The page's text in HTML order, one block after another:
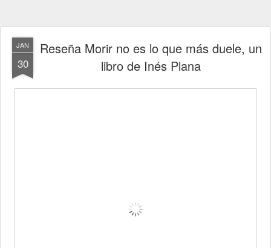
JAN
30
Reseña Morir no es lo que más duele, un
libro de Inés Plana